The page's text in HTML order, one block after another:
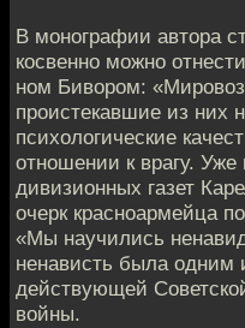
В монографии автора
косвенно можно
ном Бивором:
проистекавшие из них
психологические
отношении к врагу. Уже
дивизионных газет
очерк красноармейца
«Мы научились
ненависть была
действующей
войны.